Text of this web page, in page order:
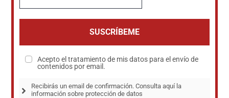
SUSCRÍBEME
Acepto el tratamiento de mis datos para el envío de
contenidos por email.
Recibirás un email de confirmación. Consulta aquí la
información sobre protección de datos